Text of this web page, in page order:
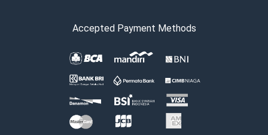
Accepted Payment Methods